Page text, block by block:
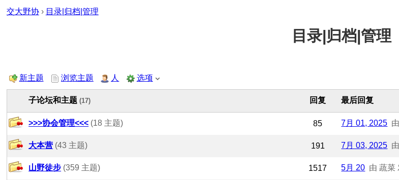
交大野协 › 目录|归档|管理
目录|归档|管理
新主题 浏览主题 人 选项
子论坛和主题(17) 回复 最后回复
>>>协会管理<<< (18 主题) 85 7月 01, 2025
大本营 (43 主题) 191 7月 03, 2025
山野徒步 (359 主题) 1517 5月 20 由 蔬菜